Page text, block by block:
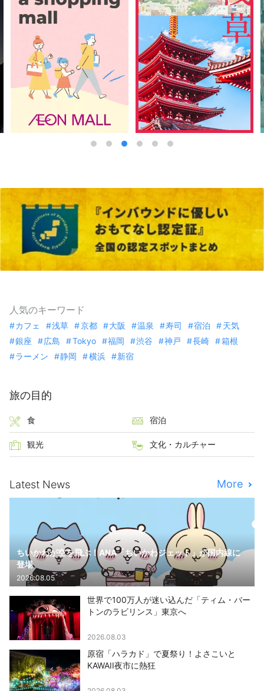
人気のキーワード
カフェ 浅草 京都 大阪 温泉 寿司 宿泊
天気
銀座
広島 Tokyo 福岡 渋谷 神戸 長崎
箱根
ラーメン
静岡 横浜 新宿
旅の目的
食 宿泊
観光 文化・カルチャー
Latest News More
ちいかわが空を飛ぶ！ANA「ちいかわジェット」が国内線に
登場
2026.08.05
世界で100万人が迷い込んだ「ティム・バー
トンのラビリンス」東京へ
2026.08.03
原宿「ハラカド」で夏祭り！よさこいと
KAWAII夜市に熱狂